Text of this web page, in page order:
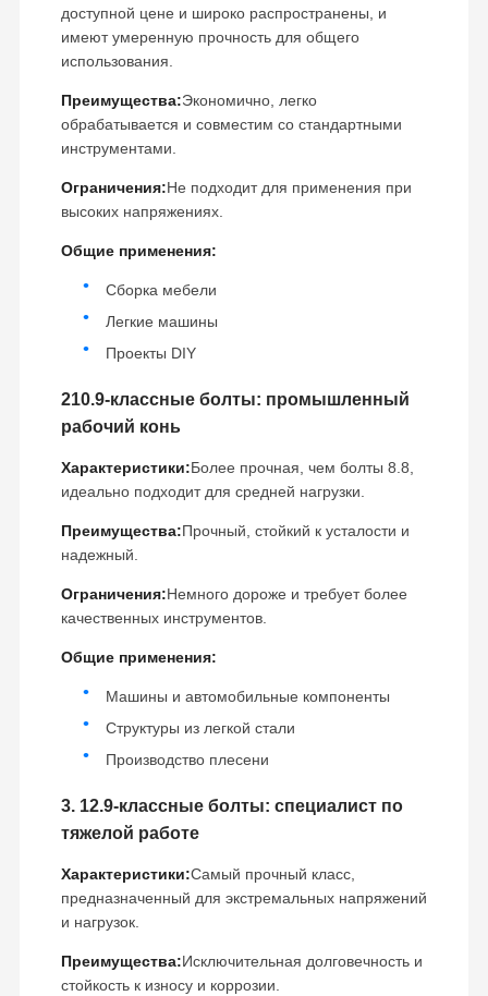
Домой Продукция Видео VR Шоу
По Заводу
доступной цене и широко распространены, и
имеют умеренную прочность для общего
использования.
Преимущества:Экономично, легко
обрабатывается и совместим со стандартными
инструментами.
Ограничения:Не подходит для применения при
высоких напряжениях.
Общие применения:
Сборка мебели
Легкие машины
Проекты DIY
210.9-классные болты: промышленный
рабочий конь
Характеристики:Более прочная, чем болты 8.8,
идеально подходит для средней нагрузки.
Преимущества:Прочный, стойкий к усталости и
надежный.
Ограничения:Немного дороже и требует более
качественных инструментов.
Общие применения:
Машины и автомобильные компоненты
Структуры из легкой стали
Производство плесени
3. 12.9-классные болты: специалист по
тяжелой работе
Характеристики:Самый прочный класс,
предназначенный для экстремальных напряжений
и нагрузок.
Преимущества:Исключительная долговечность и
стойкость к износу и коррозии.
Quanzhou Yangxin Machinery Co., Ltd. была основана в 2017
производстве высокопрочных кроссовкиНаши изделия
проходят строгие проверки перед выходом из завода и
хорошо продаются по всей стране.Мы придерживаемся
первую очередь",